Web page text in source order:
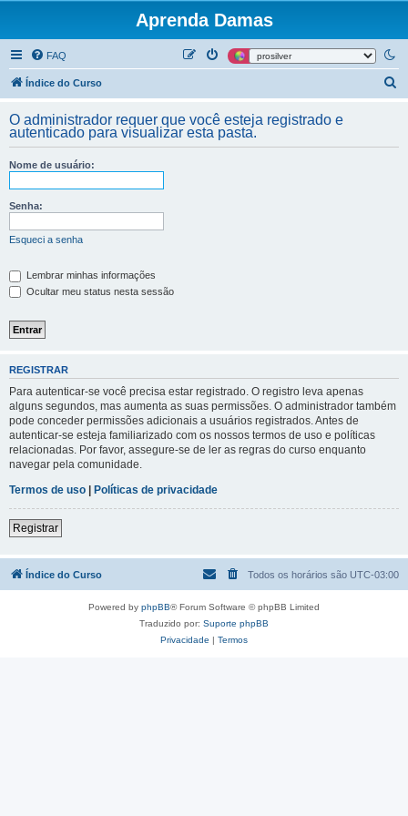
Aprenda Damas
FAQ
Índice do Curso
q
O administrador requer que você esteja registrado e
autenticado para visualizar esta pasta.
Nome de usuário:
Senha:
Esqueci a senha
Lembrar minhas informações
Ocultar meu status nesta sessão
REGISTRAR
Para autenticar-se você precisa estar registrado. O registro leva apenas
alguns segundos, mas aumenta as suas permissões. O administrador também
pode conceder permissões adicionais a usuários registrados. Antes de
autenticar-se esteja familiarizado com os nossos termos de uso e políticas
relacionadas. Por favor, assegure-se de ler as regras do curso enquanto
navegar pela comunidade.
Termos de uso | Políticas de privacidade
Registrar
Índice do Curso Todos os horários são UTC-03:00
Powered by phpBB® Forum Software © phpBB Limited
Traduzido por: Suporte phpBB
Privacidade | Termos